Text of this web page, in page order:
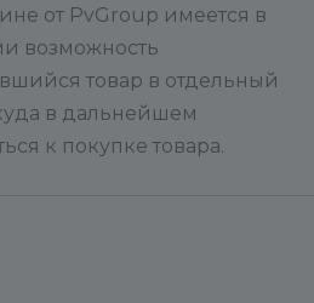
от PvGroup имеется в
возможность
товар в отдельный
в дальнейшем
к покупке товара.